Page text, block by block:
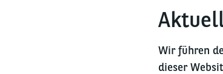
Wir führen
dieser